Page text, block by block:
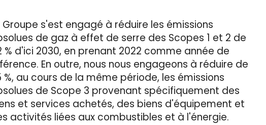
Groupe s'est engagé à réduire les émissions
de gaz à effet de serre des Scopes 1 et 2 de
% d'ici 2030, en prenant 2022 comme année de
En outre, nous nous engageons à réduire de
%, au cours de la même période, les émissions
de Scope 3 provenant spécifiquement des
et services achetés, des biens d'équipement et
activités liées aux combustibles et à l'énergie.